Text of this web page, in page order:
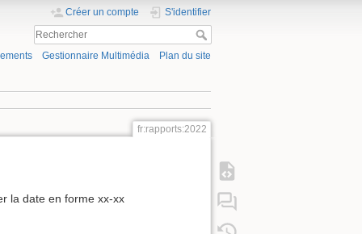
Créer un compte S'identifier
Gestionnaire Multimédia Plan du site
fr:rapports:2022
la date en forme xx-xx